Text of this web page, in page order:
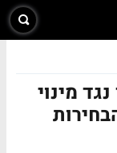
מינוי